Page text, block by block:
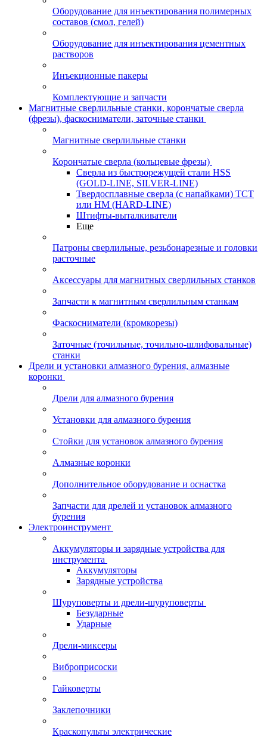
Оборудование для инъектирования полимерных
составов (смол, гелей)
Оборудование для инъектирования цементных
растворов
Инъекционные пакеры
Комплектующие и запчасти
Магнитные сверлильные станки, корончатые сверла
(фрезы), фаскосниматели, заточные станки
Магнитные сверлильные станки
Корончатые сверла (кольцевые фрезы)
Сверла из быстрорежущей стали HSS
(GOLD-LINE, SILVER-LINE)
Твердосплавные сверла (с напайками) ТСТ
или HM (HARD-LINE)
Штифты-выталкиватели
Еще
Патроны сверлильные, резьбонарезные и головки
расточные
Аксессуары для магнитных сверлильных станков
Запчасти к магнитным сверлильным станкам
Фаскосниматели (кромкорезы)
Заточные (точильные, точильно-шлифовальные)
станки
Дрели и установки алмазного бурения, алмазные
коронки
Дрели для алмазного бурения
Установки для алмазного бурения
Стойки для установок алмазного бурения
Алмазные коронки
Дополнительное оборудование и оснастка
Запчасти для дрелей и установок алмазного
бурения
Электроинструмент
Аккумуляторы и зарядные устройства для
инструмента
Аккумуляторы
Зарядные устройства
Шуруповерты и дрели-шуруповерты
Безударные
Ударные
Дрели-миксеры
Виброприсоски
Гайковерты
Заклепочники
Краскопульты электрические